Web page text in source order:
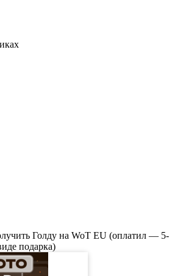
Голду на WoT EU (оплатил — 5-
подарка)